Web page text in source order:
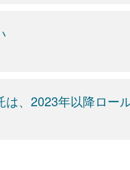
、2023年以降ロー